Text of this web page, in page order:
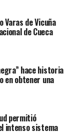
Varas de Vicuña
de Cueca
hace historia
en obtener una
permitió
intenso sistema